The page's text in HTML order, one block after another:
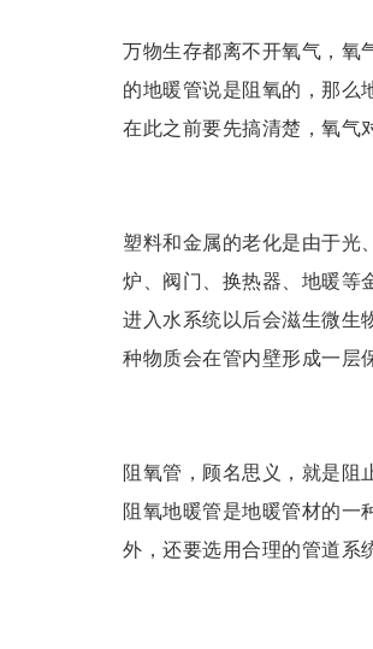
万物生存都离不开氧气，氧
的地暖管说是阻氧的，那么
在此之前要先搞清楚，氧气
塑料和金属的老化是由于光
炉、阀门、换热器、地暖等
进入水系统以后会滋生微生
种物质会在管内壁形成一层
阻氧管，顾名思义，就是阻
阻氧地暖管是地暖管材的一
外，还要选用合理的管道系